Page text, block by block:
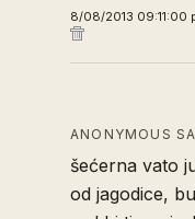
8/08/2013 09:11:00
ANONYMOUS
šećerna vato
od jagodice,